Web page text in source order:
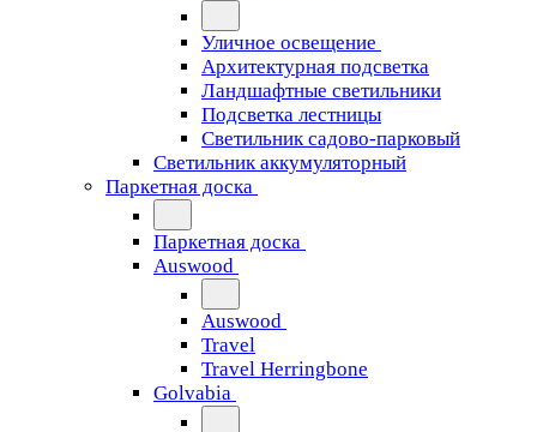
Уличное освещение
Архитектурная подсветка
Ландшафтные светильники
Подсветка лестницы
Светильник садово-парковый
Светильник аккумуляторный
Паркетная доска
Паркетная доска
Auswood
Auswood
Travel
Travel Herringbone
Golvabia